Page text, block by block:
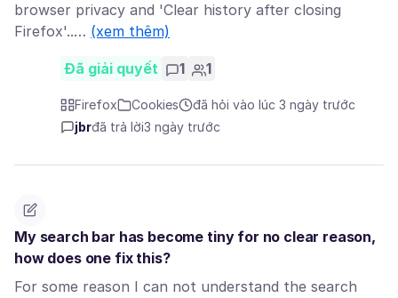
browser privacy and 'Clear history after closing
Firefox'..… (xem thêm)
Đã giải quyết 1 1
Firefox Cookies
đã hỏi vào lúc 3 ngày trước
jbrđã trả lời3 ngày trước
My search bar has become tiny for no clear reason,
how does one fix this?
For some reason I can not understand the search